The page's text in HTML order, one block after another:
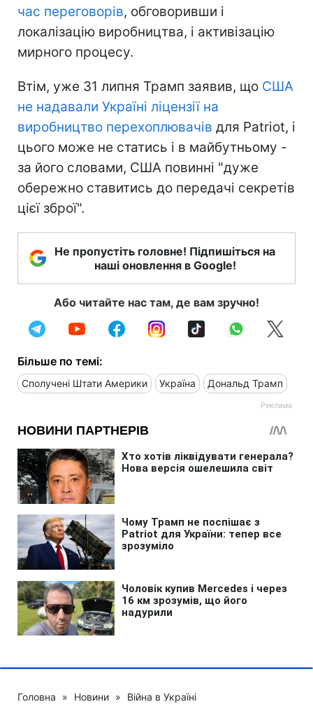
час переговорів, обговоривши і
локалізацію виробництва, і активізацію
мирного процесу.
Втім, уже 31 липня Трамп заявив, що США
не надавали Україні ліцензії на
виробництво перехоплювачів для Patriot, і
цього може не статись і в майбутньому -
за його словами, США повинні "дуже
обережно ставитись до передачі секретів
цієї зброї".
Не пропустіть головне! Підпишіться на
наші оновлення в Google!
Або читайте нас там, де вам зручно!
Більше по темі:
Сполучені Штати Америки Україна Дональд Трамп
Головна » Новини » Війна в Україні